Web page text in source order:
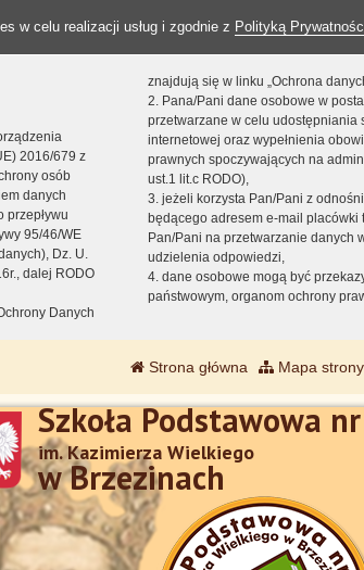
w celu realizacji usług i zgodnie z Polityką
2016/679 z
osób
danych
przepływu
95/46/WE
Dz. U.
dalej RODO
Danych
znajdują się w linku „Ochrona
2. Pana/Pani dane osobowe w
przetwarzane w celu udostępniania
internetowej oraz wypełnienia
prawnych spoczywających na
ust.1 lit.c RODO),
3. jeżeli korzysta Pan/Pani z
będącego adresem e-mail placówki
Pan/Pani na przetwarzanie danych
udzielenia odpowiedzi,
4. dane osobowe mogą być
państwowym, organom ochrony
Strona główna Mapa strony
Szkoła Podstawowa
im. Kazimierza Wielkiego
w Brzezinach